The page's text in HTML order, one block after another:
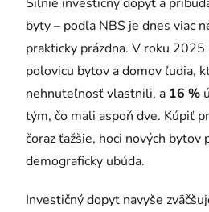
byty – podľa NBS je dnes viac
prakticky prázdna. V roku 2025
polovicu bytov a domov ľudia,
nehnuteľnosť vlastnili, a 16 %
tým, čo mali aspoň dve. Kúpiť
čoraz ťažšie, hoci nových bytov
demograficky ubúda.
Investičný dopyt navyše